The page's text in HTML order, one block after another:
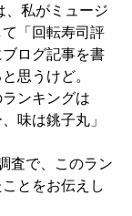
「回転寿司評
ログ記事を書
思うけど。
ンキングは
味は銚子丸」
査で、このラン
とをお伝えし